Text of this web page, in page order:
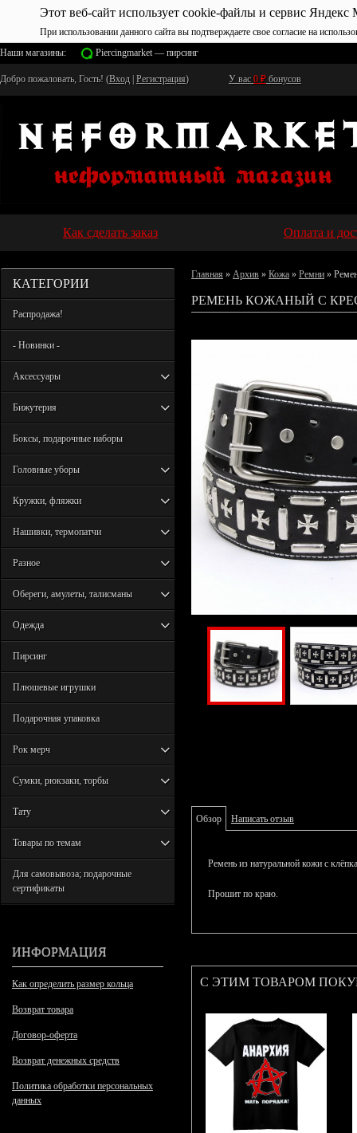
Этот веб-сайт использует cookie-файлы и сервис Яндекс
При использовании данного сайта вы подтверждаете свое согласие на
Наши магазины:
Piercingmarket — пирсинг
Добро пожаловать, Гость! (Вход Регистрация) У вас 0 ₽ бонусов
Как сделать заказ Оплата и
КАТЕГОРИИ
Распродажа!
- Новинки -
Аксессуары
Бижутерия
Боксы, подарочные наборы
Головные уборы
Кружки, фляжки
Нашивки, термопатчи
Разное
Обереги, амулеты, талисманы
Одежда
Пирсинг
Плюшевые игрушки
Подарочная упаковка
Рок мерч
Сумки, рюкзаки, торбы
Тату
Товары по темам
Для самовывоза; подарочные
сертификаты
ИНФОРМАЦИЯ
Как определить размер кольца
Возврат товара
Договор-оферта
Возврат денежных средств
Политика обработки персональных
данных
Главная » Архив » Кожа » Ремни »
РЕМЕНЬ КОЖАНЫЙ С
Обзор Написать отзыв
Ремень из натуральной кожи с
Прошит по краю.
С ЭТИМ ТОВАРОМ